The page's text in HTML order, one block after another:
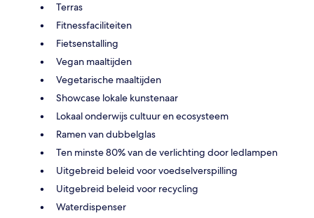
Terras
Fitnessfaciliteiten
Fietsenstalling
Vegan maaltijden
Vegetarische maaltijden
Showcase lokale kunstenaar
Lokaal onderwijs cultuur en ecosysteem
Ramen van dubbelglas
Ten minste 80% van de verlichting door ledlampen
Uitgebreid beleid voor voedselverspilling
Uitgebreid beleid voor recycling
Waterdispenser